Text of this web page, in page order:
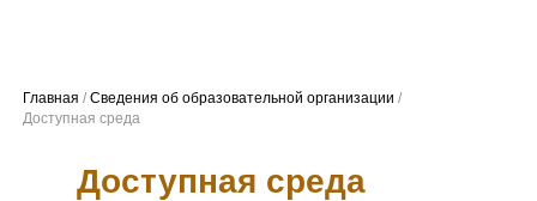
Доступная среда